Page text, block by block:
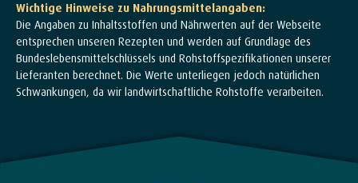
Wichtige Hinweise zu Nahrungsmittelangaben:
Die Angaben zu Inhaltsstoffen und Nährwerten auf der Webseite
entsprechen unseren Rezepten und werden auf Grundlage des
Bundeslebensmittelschlüssels und Rohstoffspezifikationen unserer
Lieferanten berechnet. Die Werte unterliegen jedoch natürlichen
Schwankungen, da wir landwirtschaftliche Rohstoffe verarbeiten.